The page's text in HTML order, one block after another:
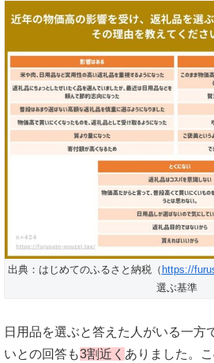
出典：はじめてのふるさと納税（ https://
選ぶ基準
日用品を選ぶと答えた人がいる一方
いとの回答も3割近く ありました。